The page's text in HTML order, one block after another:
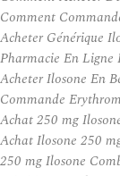
Comment
Acheter Générique
Pharmacie En Ligne
Acheter Ilosone En
Commande
Achat 250 mg
Achat Ilosone 250
250 mg Ilosone